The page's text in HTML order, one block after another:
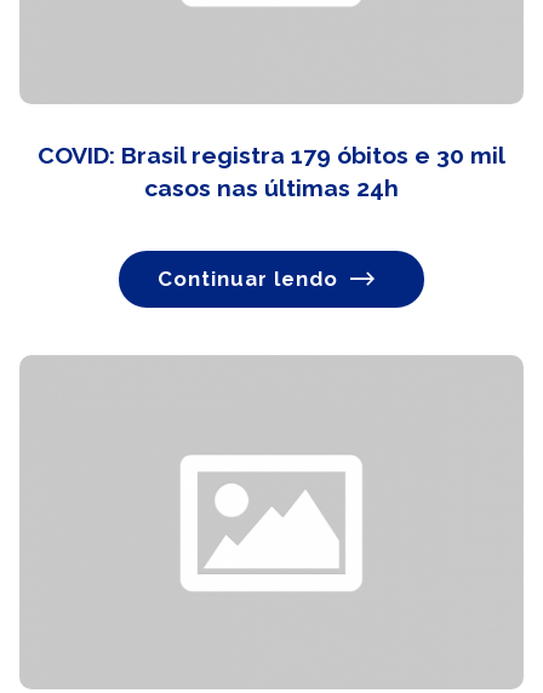
COVID: Brasil registra 179 óbitos e 30 mil
casos nas últimas 24h
Continuar lendo